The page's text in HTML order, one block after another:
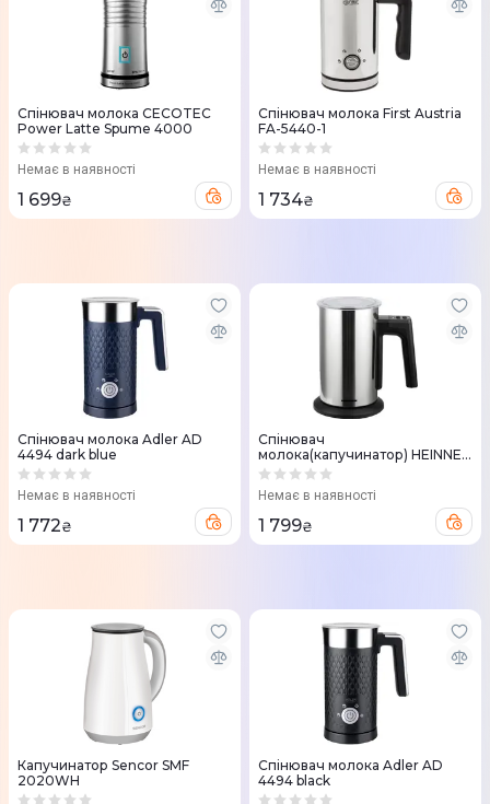
Спінювач молока CECOTEC
Power Latte Spume 4000
Немає в наявності
1 699₴
Спінювач молока First Austria
FA-5440-1
Немає в наявності
1 734₴
Спінювач молока Adler AD
4494 dark blue
Немає в наявності
1 772₴
Спінювач
молока(капучинатор) HEINNER
HMFR-150SS
Немає в наявності
1 799₴
Капучинатор Sencor SMF
2020WH
Спінювач молока Adler AD
4494 black